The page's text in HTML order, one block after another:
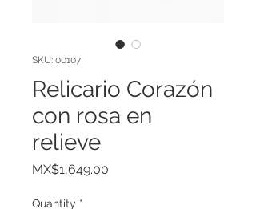
SKU: 00107
Relicario Corazón
con rosa en
relieve
MX$1,649.00
Quantity *